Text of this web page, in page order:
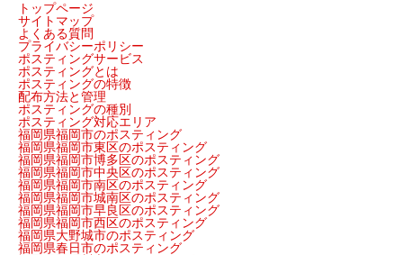
トップページ
サイトマップ
よくある質問
プライバシーポリシー
ポスティングサービス
ポスティングとは
ポスティングの特徴
配布方法と管理
ポスティングの種別
ポスティング対応エリア
福岡県福岡市のポスティング
福岡県福岡市東区のポスティング
福岡県福岡市博多区のポスティング
福岡県福岡市中央区のポスティング
福岡県福岡市南区のポスティング
福岡県福岡市城南区のポスティング
福岡県福岡市早良区のポスティング
福岡県福岡市西区のポスティング
福岡県大野城市のポスティング
福岡県春日市のポスティング